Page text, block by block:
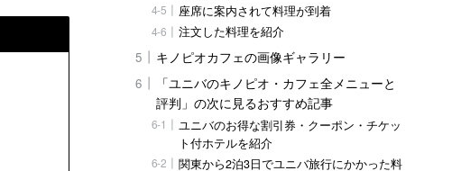
座席に案内されて料理が到着
注文した料理を紹介
キノピオカフェの画像ギャラリー
「ユニバのキノピオ・カフェ全メニューと
評判」の次に見るおすすめ記事
ユニバのお得な割引券・クーポン・チケッ
ト付ホテルを紹介
関東から2泊3日でユニバ旅行にかかった料